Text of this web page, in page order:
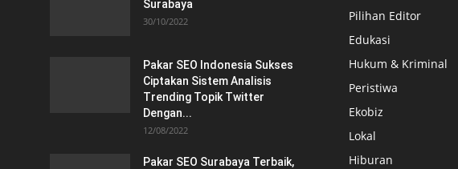
Surabaya
30/10/2022
Pakar SEO Indonesia Sukses
Ciptakan Sistem Analisis
Trending Topik Twitter
Dengan...
12/08/2022
Pakar SEO Surabaya Terbaik,
Pilihan Editor
Edukasi
Hukum & Kriminal
Peristiwa
Ekobiz
Lokal
Hiburan